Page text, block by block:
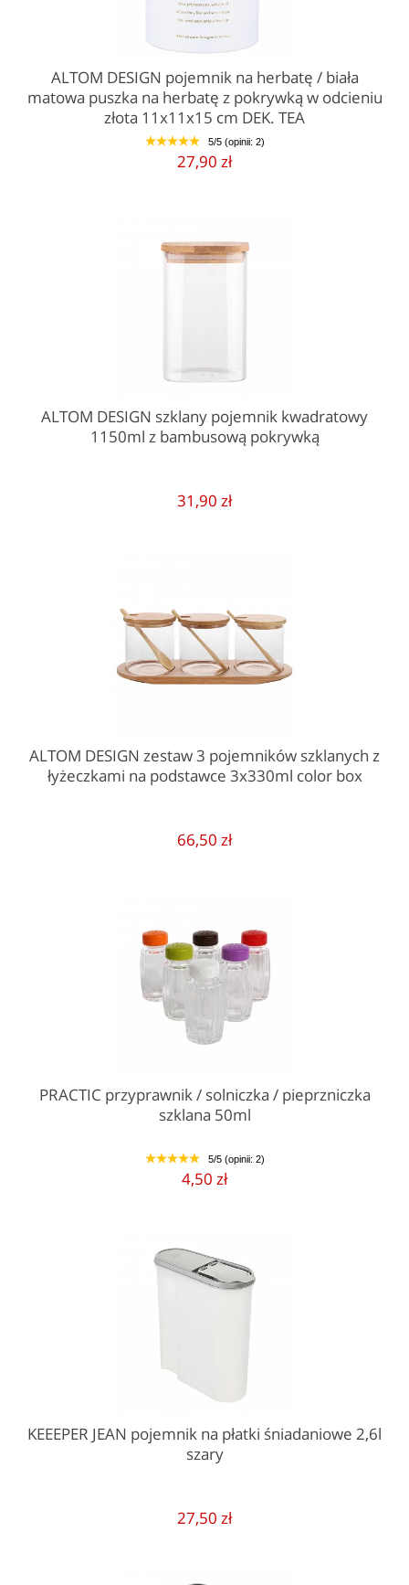
ALTOM DESIGN pojemnik na herbatę / biała
matowa puszka na herbatę z pokrywką w odcieniu
złota 11x11x15 cm DEK. TEA
1 2 3 4 5 5/5 (opinii: 2)
27,90 zł
ALTOM DESIGN szklany pojemnik kwadratowy
1150ml z bambusową pokrywką
31,90 zł
ALTOM DESIGN zestaw 3 pojemników szklanych z
łyżeczkami na podstawce 3x330ml color box
66,50 zł
PRACTIC przyprawnik / solniczka / pieprzniczka
szklana 50ml
1 2 3 4 5 5/5 (opinii: 2)
4,50 zł
KEEEPER JEAN pojemnik na płatki śniadaniowe 2,6l
szary
27,50 zł